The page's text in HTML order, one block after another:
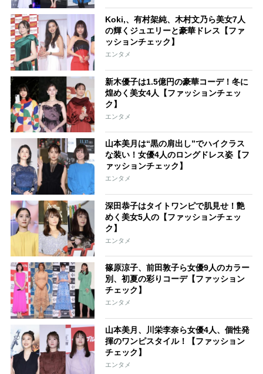
Koki,、有村架純、木村文乃ら美女7人
の輝くジュエリーと豪華ドレス【ファ
ッションチェック】
エンタメ
新木優子は1.5億円の豪華コーデ！冬に
煌めく美女4人【ファッションチェッ
ク】
エンタメ
山本美月は“黒の肩出し”でハイクラス
な装い！女優4人のロングドレス姿【フ
ァッションチェック】
エンタメ
深田恭子はタイトワンピで肌見せ！艶
めく美女5人の【ファッションチェッ
ク】
エンタメ
篠原涼子、前田敦子ら女優9人のカラー
別、初夏の彩りコーデ【ファッション
チェック】
エンタメ
山本美月、川栄李奈ら女優4人、個性発
揮のワンピスタイル！【ファッション
チェック】
エンタメ